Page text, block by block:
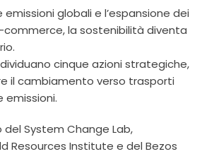
globali e l’espansione dei
commerce, la sostenibilità diventa
cinque azioni strategiche,
il cambiamento verso trasporti
emissioni.
System Change Lab,
Resources Institute e del Bezos